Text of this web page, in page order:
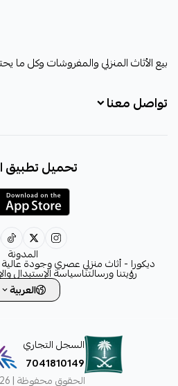
ديكورا
بيع الأثاث المنزلي والمفروشات وكل ما
تواصل معنا
decora6586@gmail.com
تحميل تطبيق
المدونة
ديكورا - أثاث منزلي عصري وجودة عالية
رؤيتنا ورسالتناسياسة الإستبدال
العربية
السجل التجاري
7041810149
الحقوق محفوظة | 2026